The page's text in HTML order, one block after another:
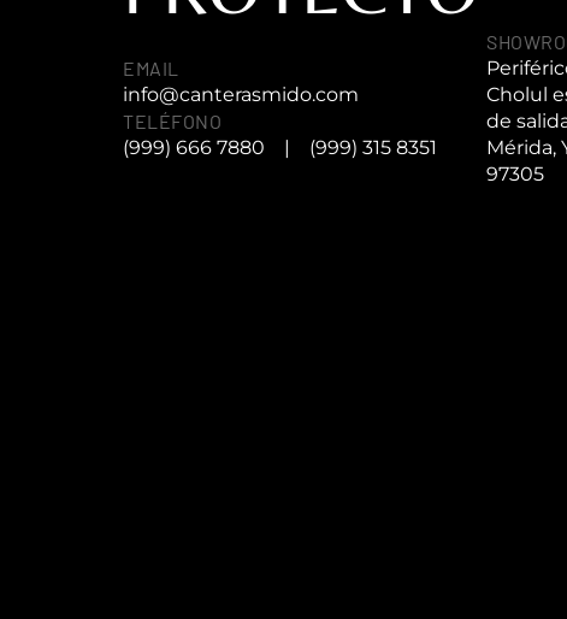
EMAIL
info@canterasmido.com
TELÉFONO
(999) 666 7880
| (999) 315 8351
Cholul
de
Mérida,
97305